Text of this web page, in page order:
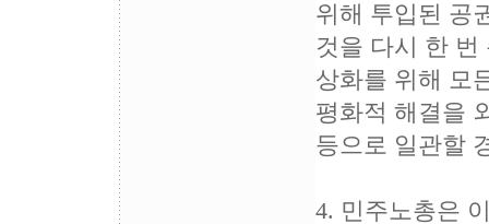
위해 투입된 공
것을 다시 한 번
상화를 위해 모
평화적 해결을
등으로 일관할
4. 민주노총은